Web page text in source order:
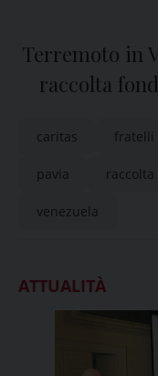
Terremoto in
raccolta
caritas fratelli
pavia
venezuela
ATTUALITÀ